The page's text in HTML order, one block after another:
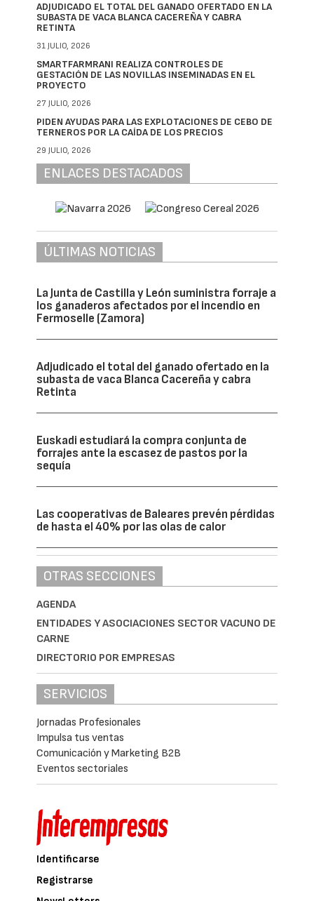
ADJUDICADO EL TOTAL DEL GANADO OFERTADO EN LA
SUBASTA DE VACA BLANCA CACEREÑA Y CABRA
RETINTA
31 JULIO, 2026
SMARTFARMRANI REALIZA CONTROLES DE
GESTACIÓN DE LAS NOVILLAS INSEMINADAS EN EL
PROYECTO
27 JULIO, 2026
PIDEN AYUDAS PARA LAS EXPLOTACIONES DE CEBO DE
TERNEROS POR LA CAÍDA DE LOS PRECIOS
29 JULIO, 2026
ENLACES DESTACADOS
ÚLTIMAS NOTICIAS
La Junta de Castilla y León suministra forraje a
los ganaderos afectados por el incendio en
Fermoselle (Zamora)
Adjudicado el total del ganado ofertado en la
subasta de vaca Blanca Cacereña y cabra
Retinta
Euskadi estudiará la compra conjunta de
forrajes ante la escasez de pastos por la
sequía
Las cooperativas de Baleares prevén pérdidas
de hasta el 40% por las olas de calor
OTRAS SECCIONES
AGENDA
ENTIDADES Y ASOCIACIONES SECTOR VACUNO DE
CARNE
DIRECTORIO POR EMPRESAS
SERVICIOS
Jornadas Profesionales
Impulsa tus ventas
Comunicación y Marketing B2B
Eventos sectoriales
Identificarse
Registrarse